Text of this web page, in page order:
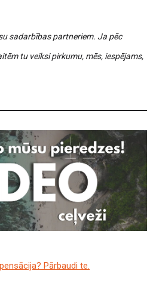
sadarbības partneriem. Ja pēc
tu veiksi pirkumu, mēs, iespējams,
Pārbaudi te.